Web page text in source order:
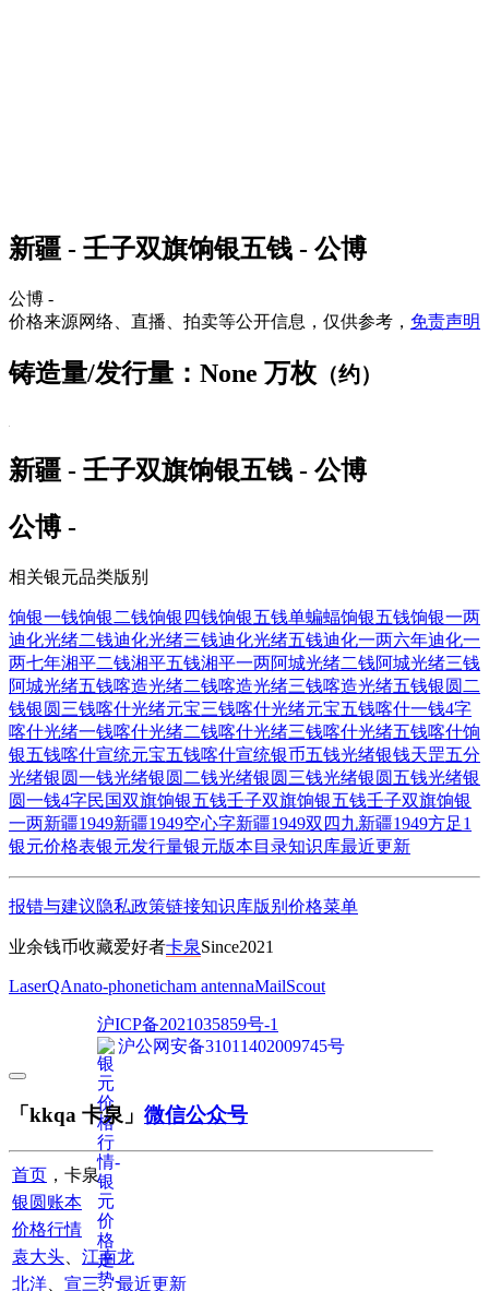
新疆 - 壬子双旗饷银五钱 - 公博
公博 -
价格来源网络、直播、拍卖等公开信息，仅供参考， 免责声明
铸造量/发行量：None 万枚 （约）
新疆 - 壬子双旗饷银五钱 - 公博
公博 -
相关银元品类版别
饷银一钱饷银二钱饷银四钱饷银五钱单蝙蝠饷银五钱饷银一两
迪化光绪二钱迪化光绪三钱迪化光绪五钱迪化一两六年迪化一
两七年湘平二钱湘平五钱湘平一两阿城光绪二钱阿城光绪三钱
阿城光绪五钱喀造光绪二钱喀造光绪三钱喀造光绪五钱银圆二
钱银圆三钱喀什光绪元宝三钱喀什光绪元宝五钱喀什一钱4字
喀什光绪一钱喀什光绪二钱喀什光绪三钱喀什光绪五钱喀什饷
银五钱喀什宣统元宝五钱喀什宣统银币五钱光绪银钱天罡五分
光绪银圆一钱光绪银圆二钱光绪银圆三钱光绪银圆五钱光绪银
圆一钱4字民国双旗饷银五钱壬子双旗饷银五钱壬子双旗饷银
一两新疆1949新疆1949空心字新疆1949双四九新疆1949方足1
银元价格表银元发行量银元版本目录知识库最近更新
报错与建议隐私政策链接知识库版别 价格菜单
业余钱币收藏爱好者卡泉Since2021
LaserQAnato-phoneticham antennaMailScout
沪ICP备2021035859号-1
沪公网安备31011402009745号
「kkqa 卡泉」 微信公众号
首页 ，卡泉
银圆账本
价格行情
袁大头
江南龙
北洋
宣三、最近更新